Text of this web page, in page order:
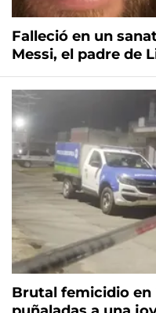
Falleció en un
Messi, el padre de
Brutal femicidio en